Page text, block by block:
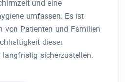
und eine
umfassen. Es ist
von Patienten und Familien
dieser
langfristig sicherzustellen.